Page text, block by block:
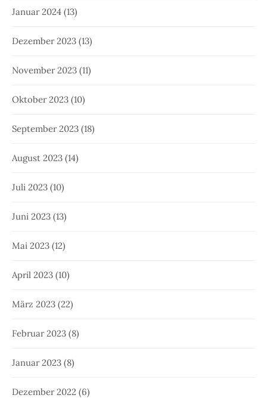
Januar 2024 (13)
Dezember 2023 (13)
November 2023 (11)
Oktober 2023 (10)
September 2023 (18)
August 2023 (14)
Juli 2023 (10)
Juni 2023 (13)
Mai 2023 (12)
April 2023 (10)
März 2023 (22)
Februar 2023 (8)
Januar 2023 (8)
Dezember 2022 (6)